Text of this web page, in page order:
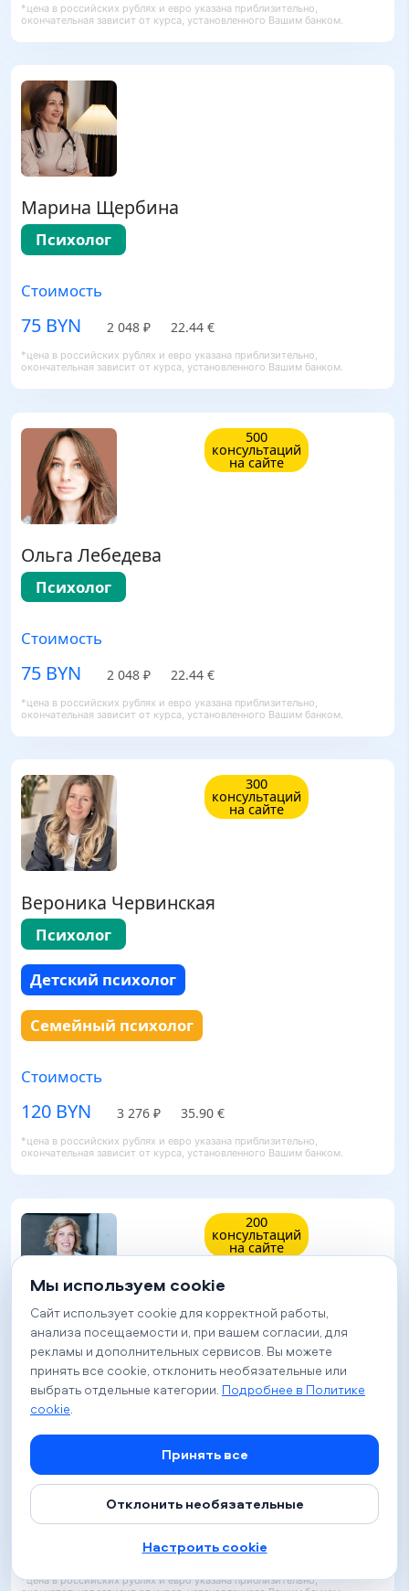
*цена в российских рублях и евро указана приблизительно,
окончательная зависит от курса, установленного Вашим банком.
Марина Щербина
Психолог
Стоимость
75 BYN 2 048 ₽ 22.44 €
*цена в российских рублях и евро указана приблизительно,
окончательная зависит от курса, установленного Вашим банком.
500
консультаций
на сайте
Ольга Лебедева
Психолог
Стоимость
75 BYN 2 048 ₽ 22.44 €
*цена в российских рублях и евро указана приблизительно,
окончательная зависит от курса, установленного Вашим банком.
300
консультаций
на сайте
Вероника Червинская
Психолог
Детский психолог
Семейный психолог
Стоимость
120 BYN 3 276 ₽ 35.90 €
*цена в российских рублях и евро указана приблизительно,
окончательная зависит от курса, установленного Вашим банком.
200
консультаций
на сайте
Карина Регушевская
Психолог
Детский психолог
Семейный психолог
Стоимость
2 048 ₽ 22.44 €
*цена в российских рублях и евро указана приблизительно,
Мы используем cookie
Сайт использует cookie для корректной работы,
анализа посещаемости и, при вашем согласии, для
рекламы и дополнительных сервисов. Вы можете
принять все cookie, отклонить необязательные или
выбрать отдельные категории. Подробнее в Политике
cookie.
Принять все
Отклонить необязательные
Настроить cookie